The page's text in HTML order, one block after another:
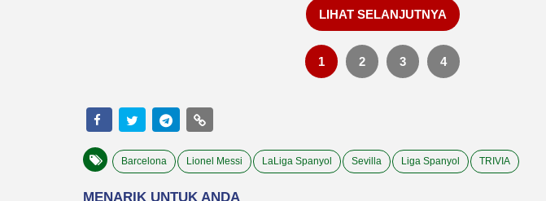
LIHAT SELANJUTNYA
1 2 3 4
Barcelona Lionel Messi LaLiga Spanyol Sevilla Liga Spanyol TRIVIA